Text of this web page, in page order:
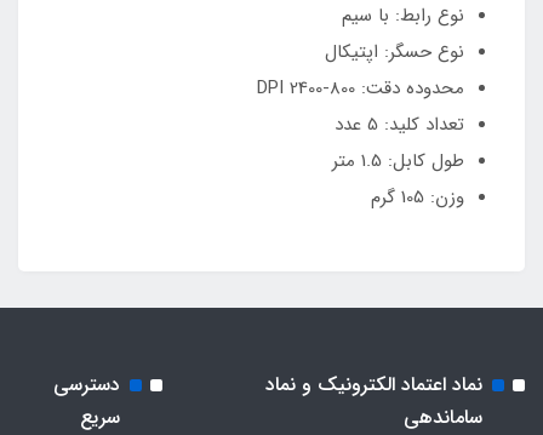
نوع رابط: با سیم
نوع حسگر: اپتیکال
محدوده دقت: 800-2400 DPI
تعداد کلید: 5 عدد
طول کابل: 1.5 متر
وزن: 105 گرم
نماد اعتماد الکترونیک و نماد
ساماندهی
دسترسی
سریع